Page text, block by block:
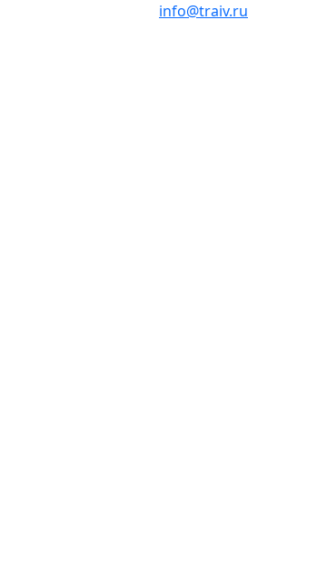
info@traiv.ru